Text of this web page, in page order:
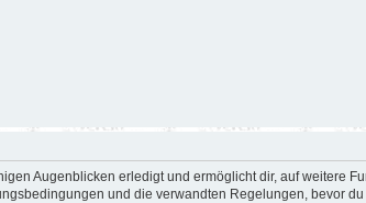
Augenblicken erledigt und ermöglicht dir, auf weitere
und die verwandten Regelungen, bevor